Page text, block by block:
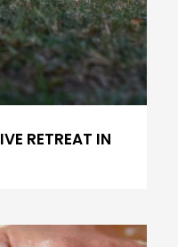
RETREAT IN